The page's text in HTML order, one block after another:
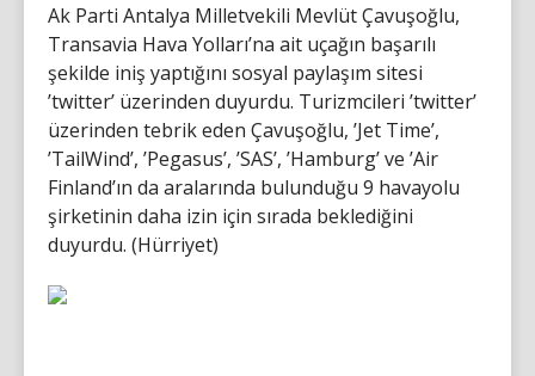
Ak Parti Antalya Milletvekili Mevlüt Çavuşoğlu,
Transavia Hava Yolları’na ait uçağın başarılı
şekilde iniş yaptığını sosyal paylaşım sitesi
’twitter’ üzerinden duyurdu. Turizmcileri ’twitter’
üzerinden tebrik eden Çavuşoğlu, ’Jet Time’,
’TailWind’, ’Pegasus’, ’SAS’, ’Hamburg’ ve ’Air
Finland’ın da aralarında bulunduğu 9 havayolu
şirketinin daha izin için sırada beklediğini
duyurdu. (Hürriyet)